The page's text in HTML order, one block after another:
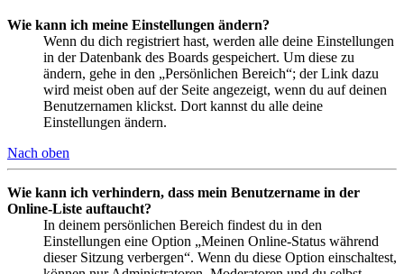
Wie kann ich meine Einstellungen ändern?
Wenn du dich registriert hast, werden alle deine Einstellungen
in der Datenbank des Boards gespeichert. Um diese zu
ändern, gehe in den „Persönlichen Bereich“; der Link dazu
wird meist oben auf der Seite angezeigt, wenn du auf deinen
Benutzernamen klickst. Dort kannst du alle deine
Einstellungen ändern.
Nach oben
Wie kann ich verhindern, dass mein Benutzername in der
Online-Liste auftaucht?
In deinem persönlichen Bereich findest du in den
Einstellungen eine Option „Meinen Online-Status während
dieser Sitzung verbergen“. Wenn du diese Option einschaltest,